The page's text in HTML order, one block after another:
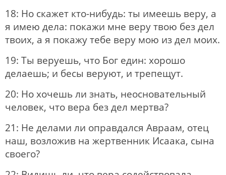
18: Но скажет кто-нибудь: ты имеешь веру, а
я имею дела: покажи мне веру твою без дел
твоих, а я покажу тебе веру мою из дел моих.
19: Ты веруешь, что Бог един: хорошо
делаешь; и бесы веруют, и трепещут.
20: Но хочешь ли знать, неосновательный
человек, что вера без дел мертва?
21: Не делами ли оправдался Авраам, отец
наш, возложив на жертвенник Исаака, сына
своего?